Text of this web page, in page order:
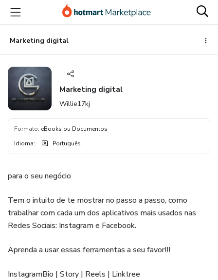
para
conteúdo
principal
para
pagamento
para
rodapé
Marketing digital
Marketing digital
Willie17kj
Formato: eBooks ou Documentos
Idioma: Português
para o seu negócio
Tem o intuito de te mostrar no passo a passo, como
trabalhar com cada um dos aplicativos mais usados nas
Redes Sociais: Instagram e Facebook.
Aprenda a usar essas ferramentas a seu favor!!!
InstagramBio | Story | Reels | Linktree